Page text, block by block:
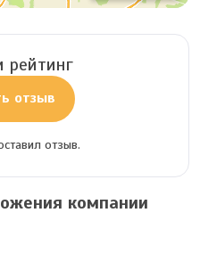
рейтинг
отзыв
отзыв.
компании